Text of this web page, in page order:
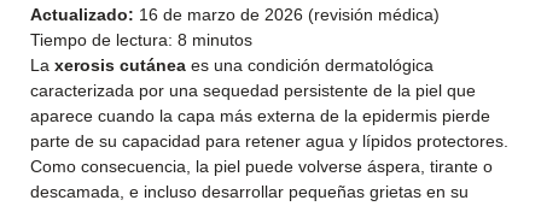
Actualizado: 16 de marzo de 2026 (revisión médica)
Tiempo de lectura: 8 minutos
La xerosis cutánea es una condición dermatológica
caracterizada por una sequedad persistente de la piel que
aparece cuando la capa más externa de la epidermis pierde
parte de su capacidad para retener agua y lípidos protectores.
Como consecuencia, la piel puede volverse áspera, tirante o
descamada, e incluso desarrollar pequeñas grietas en su